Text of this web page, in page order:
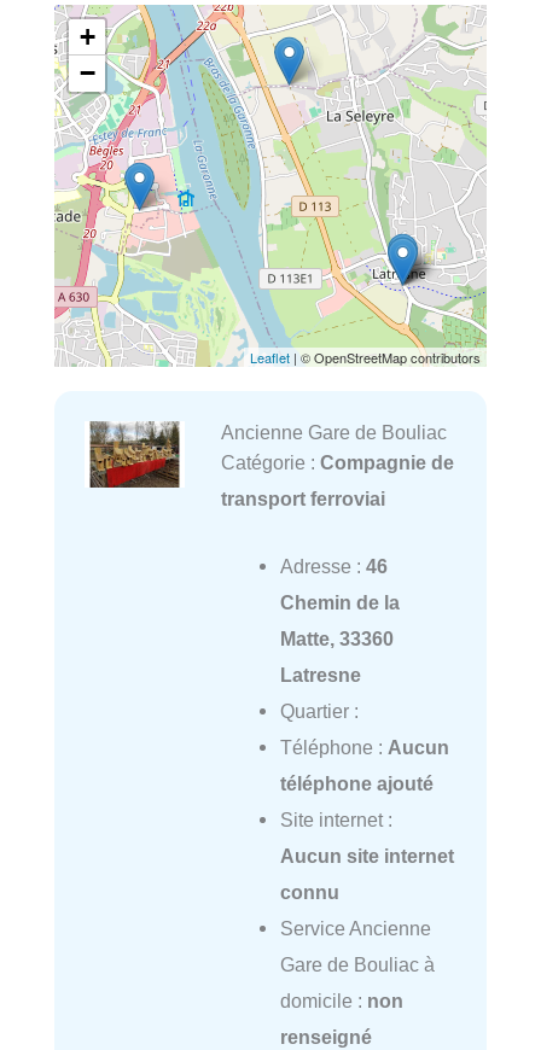
+
−
Leaflet | © OpenStreetMap contributors
Ancienne Gare de Bouliac
Catégorie : Compagnie de
transport ferroviai
Adresse : 46
Chemin de la
Matte, 33360
Latresne
Quartier :
Téléphone : Aucun
téléphone ajouté
Site internet :
Aucun site internet
connu
Service Ancienne
Gare de Bouliac à
domicile : non
renseigné